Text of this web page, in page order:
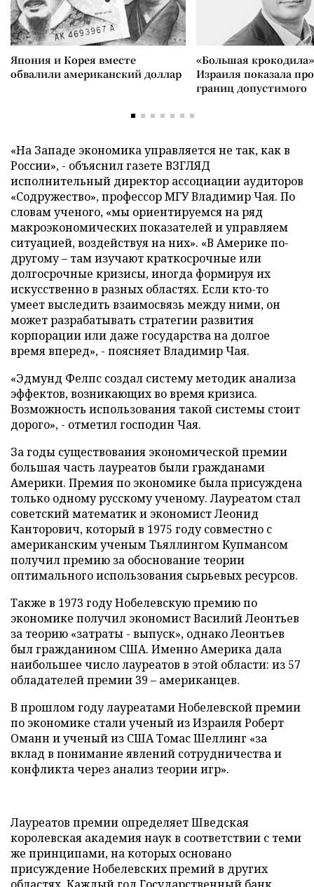
Япония и Корея вместе
обвалили американский доллар
«Большая
Израиля показала
границ допустимого
«На Западе экономика управляется не так, как в
России», - объяснил газете ВЗГЛЯД
исполнительный директор ассоциации аудиторов
«Содружество», профессор МГУ Владимир Чая. По
словам ученого, «мы ориентируемся на ряд
макроэкономических показателей и управляем
ситуацией, воздействуя на них». «В Америке по-
другому – там изучают краткосрочные или
долгосрочные кризисы, иногда формируя их
искусственно в разных областях. Если кто-то
умеет выследить взаимосвязь между ними, он
может разрабатывать стратегии развития
корпорации или даже государства на долгое
время вперед», - поясняет Владимир Чая.
«Эдмунд Фелпс создал систему методик анализа
эффектов, возникающих во время кризиса.
Возможность использования такой системы стоит
дорого», - отметил господин Чая.
За годы существования экономической премии
большая часть лауреатов были гражданами
Америки. Премия по экономике была присуждена
только одному русскому ученому. Лауреатом стал
советский математик и экономист Леонид
Канторович, который в 1975 году совместно с
американским ученым Тьяллингом Купмансом
получил премию за обоснование теории
оптимального использования сырьевых ресурсов.
Также в 1973 году Нобелевскую премию по
экономике получил экономист Василий Леонтьев
за теорию «затраты - выпуск», однако Леонтьев
был гражданином США. Именно Америка дала
наибольшее число лауреатов в этой области: из 57
обладателей премии 39 – американцев.
В прошлом году лауреатами Нобелевской премии
по экономике стали ученый из Израиля Роберт
Оманн и ученый из США Томас Шеллинг «за
вклад в понимание явлений сотрудничества и
конфликта через анализ теории игр».
Лауреатов премии определяет Шведская
королевская академия наук в соответствии с теми
же принципами, на которых основано
присуждение Нобелевских премий в других